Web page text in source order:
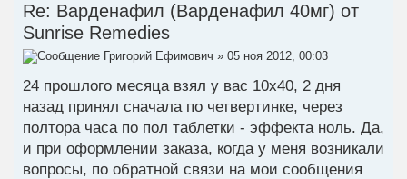
Re: Варденафил (Варденафил 40мг) от
Sunrise Remedies
Григорий Ефимович » 05 ноя 2012, 00:03
24 прошлого месяца взял у вас 10х40, 2 дня
назад принял сначала по четвертинке, через
полтора часа по пол таблетки - эффекта ноль. Да,
и при оформлении заказа, когда у меня возникали
вопросы, по обратной связи на мои сообщения